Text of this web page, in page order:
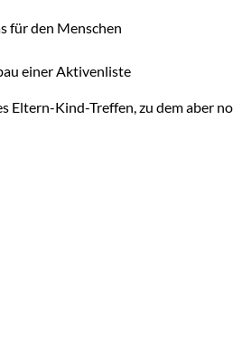
für den Menschen
einer Aktivenliste
Eltern-Kind-Treffen, zu dem aber